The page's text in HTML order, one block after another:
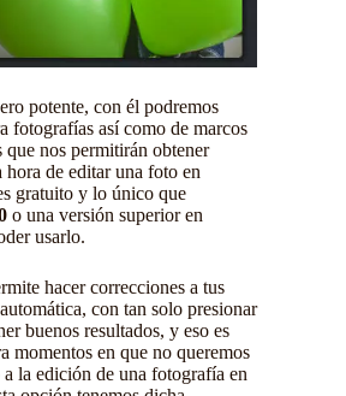
potente, con él podremos
fotografías así como de marcos
que nos permitirán obtener
hora de editar una foto en
gratuito y lo único que
o una versión superior en
usarlo.
hacer correcciones a tus
con tan solo presionar
buenos resultados, y eso es
momentos en que no queremos
la edición de una fotografía en